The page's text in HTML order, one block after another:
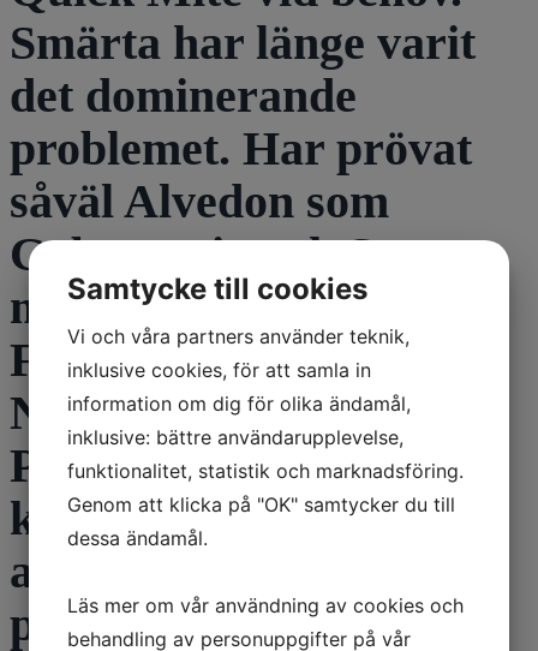
Smärta har länge varit
det dominerande
problemet. Har prövat
såväl Alvedon som
Gabapentin och Saroten
med blygsam effekt.
Finns det erfarenhet av
Norspan vid
Parkinsonsmärta och
kan detta vara ett
alternativ värt att
pröva?
Samtycke till cookies
Vi och våra partners använder teknik,
inklusive cookies, för att samla in
information om dig för olika ändamål,
inklusive: bättre användarupplevelse,
funktionalitet, statistik och marknadsföring.
Genom att klicka på "OK" samtycker du till
dessa ändamål.
Läs mer om vår användning av cookies och
behandling av personuppgifter på vår